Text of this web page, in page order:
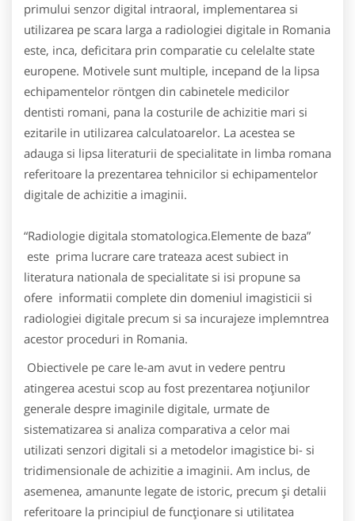
primului senzor digital intraoral, implementarea si
utilizarea pe scara larga a radiologiei digitale in Romania
este, inca, deficitara prin comparatie cu celelalte state
europene. Motivele sunt multiple, incepand de la lipsa
echipamentelor röntgen din cabinetele medicilor
dentisti romani, pana la costurile de achizitie mari si
ezitarile in utilizarea calculatoarelor. La acestea se
adauga si lipsa literaturii de specialitate in limba romana
referitoare la prezentarea tehnicilor si echipamentelor
digitale de achizitie a imaginii.
“Radiologie digitala stomatologica.Elemente de baza”
este prima lucrare care trateaza acest subiect in
literatura nationala de specialitate si isi propune sa
ofere informatii complete din domeniul imagisticii si
radiologiei digitale precum si sa incurajeze implemntrea
acestor proceduri in Romania.
Obiectivele pe care le-am avut in vedere pentru
atingerea acestui scop au fost prezentarea noţiunilor
generale despre imaginile digitale, urmate de
sistematizarea si analiza comparativa a celor mai
utilizati senzori digitali si a metodelor imagistice bi- si
tridimensionale de achizitie a imaginii. Am inclus, de
asemenea, amanunte legate de istoric, precum şi detalii
referitoare la principiul de funcţionare si utilitatea